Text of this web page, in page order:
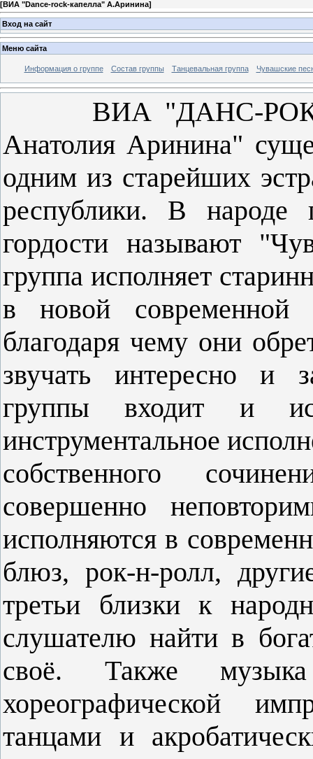
[ВИА "Dance-rock-капелла" А.Аринина]
Вход на сайт
Меню сайта
Информация о группе Состав группы Танцевальная группа Чувашские
ВИА "ДАНС-РОК-
Анатолия Аринина"
одним из старейших
республики. В народе
гордости называют
группа исполняет
в новой современной
благодаря чему они
звучать интересно и
группы входит и
инструментальное
собственного
совершенно
исполняются в
блюз,рок-н-ролл,
третьи близки к
слушателю найти в
своё. Также музыка
хореографической
танцами и